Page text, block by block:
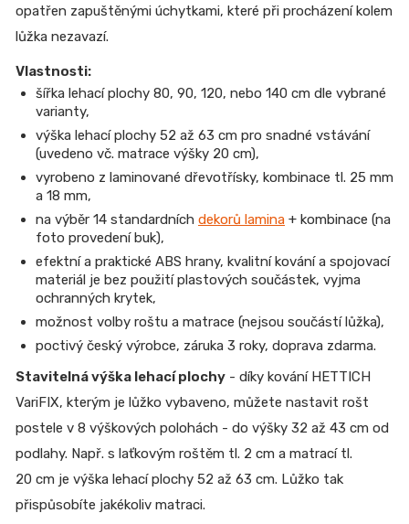
opatřen zapuštěnými úchytkami, které při procházení kolem
lůžka nezavazí.
Vlastnosti:
šířka lehací plochy 80, 90, 120, nebo 140 cm dle vybrané
varianty,
výška lehací plochy 52 až 63 cm pro snadné vstávání
(uvedeno vč. matrace výšky 20 cm),
vyrobeno z laminované dřevotřísky, kombinace tl. 25 mm
a 18 mm,
na výběr 14 standardních dekorů lamina + kombinace (na
foto provedení buk),
efektní a praktické ABS hrany, kvalitní kování a spojovací
materiál je bez použití plastových součástek, vyjma
ochranných krytek,
možnost volby roštu a matrace (nejsou součástí lůžka),
poctivý český výrobce, záruka 3 roky, doprava zdarma.
Stavitelná výška lehací plochy - díky kování HETTICH
VariFIX, kterým je lůžko vybaveno, můžete nastavit rošt
postele v 8 výškových polohách - do výšky 32 až 43 cm od
podlahy. Např. s laťkovým roštěm tl. 2 cm a matrací tl.
20 cm je výška lehací plochy 52 až 63 cm. Lůžko tak
přispůsobíte jakékoliv matraci.